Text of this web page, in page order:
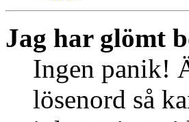
Jag har glömt
Ingen panik!
lösenord så